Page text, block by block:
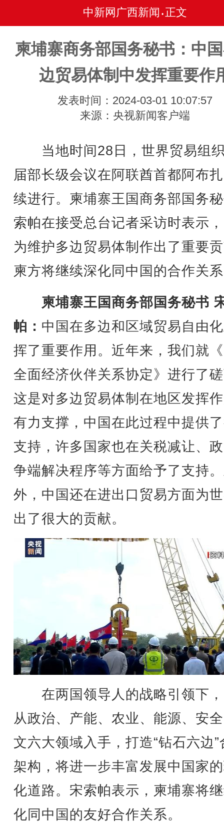
中新网广西新闻 • 正文
柬埔寨商务部国务秘书：中
边贸易体制中发挥重要作
发表时间：2024-03-01 10:07:57
来源：央视新闻客户端
当地时间28日，世界贸易组
届部长级会议在阿联酋首都阿布
续进行。柬埔寨王国商务部国务
索帕在接受总台记者采访时表示
为维护多边贸易体制作出了重要
柬方将继续深化同中国的合作关
柬埔寨王国商务部国务秘书
帕： 中国在多边和区域贸易自由
挥了重要作用。近年来，我们就
全面经济伙伴关系协定》进行了
这是对多边贸易体制在地区发挥
有力支撑，中国在此过程中提供
支持，许多国家也在关税减让、
争端解决程序等方面给予了支持
外，中国还在进出口贸易方面为
出了很大的贡献。
在两国领导人的战略引领下
从政治、产能、农业、能源、安
文六大领域入手，打造“钻石六边”
架构，将进一步丰富发展中国家
化道路。宋索帕表示，柬埔寨将
化同中国的友好合作关系。